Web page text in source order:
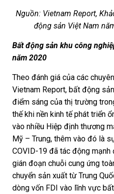
Nguồn: Vietnam Report,
động sản Việt Nam
Bất động sản khu công
năm 2020
Theo đánh giá của các
Vietnam Report, bất động
điểm sáng của thị trường
thế khi nền kinh tế phát triển
vào nhiều Hiệp định thương
Mỹ – Trung, thêm vào đó là
COVID-19 đã tác động mạnh
gián đoạn chuỗi cung ứng
chuyển sản xuất từ Trung
dòng vốn FDI vào lĩnh vực